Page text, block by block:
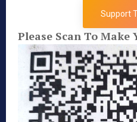
Support
Please Scan To